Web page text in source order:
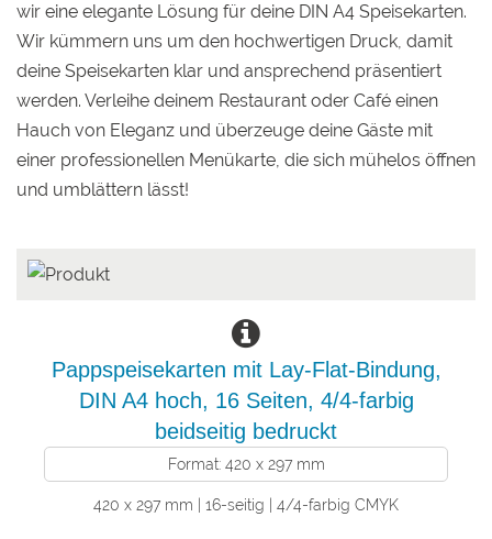
wir eine elegante Lösung für deine DIN A4 Speisekarten.
Wir kümmern uns um den hochwertigen Druck, damit
deine Speisekarten klar und ansprechend präsentiert
werden. Verleihe deinem Restaurant oder Café einen
Hauch von Eleganz und überzeuge deine Gäste mit
einer professionellen Menükarte, die sich mühelos öffnen
und umblättern lässt!
Pappspeisekarten mit Lay-Flat-Bindung,
DIN A4 hoch, 16 Seiten, 4/4-farbig
beidseitig bedruckt
Format: 420 x 297 mm
420 x 297 mm | 16-seitig | 4/4-farbig CMYK